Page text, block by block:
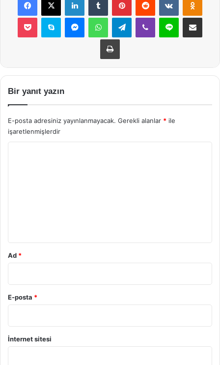
Pocket Skype MessengerWhatsAppTelegramViber Line E-Posta ile
Yazdır
Bir yanıt yazın
E-posta adresiniz yayınlanmayacak. Gerekli alanlar * ile
işaretlenmişlerdir
Ad *
E-posta *
İnternet sitesi